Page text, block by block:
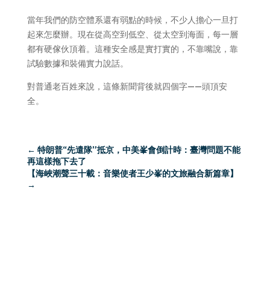
當年我們的防空體系還有弱點的時候，不少人擔心一旦打
起來怎麼辦。現在從高空到低空、從太空到海面，每一層
都有硬傢伙頂着。這種安全感是實打實的，不靠嘴說，靠
試驗數據和裝備實力說話。
對普通老百姓來說，這條新聞背後就四個字——頭頂安
全。
← 特朗普“先遣隊”抵京，中美峯會倒計時：臺灣問題不能
再這樣拖下去了
【海峽潮聲三十載：音樂使者王少峯的文旅融合新篇章】
→